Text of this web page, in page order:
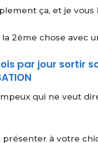
ça, et je vous
2ème chose avec
par jour sortir
qui ne veut
présenter à votre